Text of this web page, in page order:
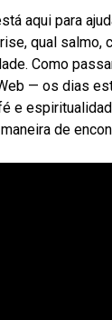
aqui para
qual salmo,
Como
— os dias
e
de